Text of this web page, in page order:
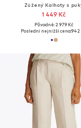
Zúžený Kalhoty s
1 449 Kč
Původně: 2 979 Kč
Poslední nejnižší cena:942